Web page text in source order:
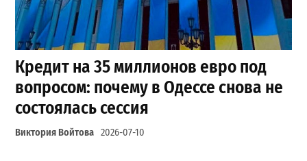
Кредит на 35 миллионов евро под
вопросом: почему в Одессе снова не
состоялась сессия
Виктория Войтова 2026-07-10